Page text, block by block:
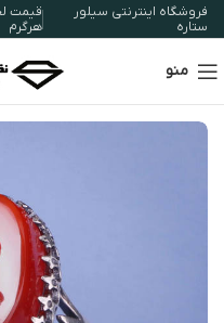
فروشگاه اینترنتی سیلور
ستاره
هرگرم
منو